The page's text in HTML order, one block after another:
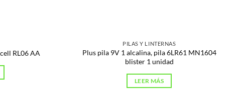
RL06 AA
PILAS Y LINTERNAS
Plus pila 9V 1 alcalina, pila 6LR61 MN1604
blister 1 unidad
LEER MÁS